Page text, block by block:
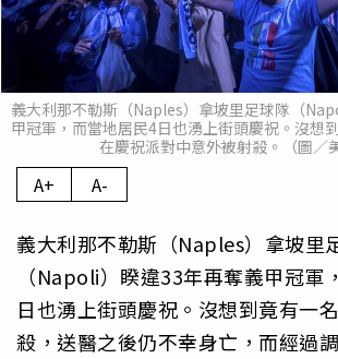
義大利那不勒斯（Naples）拿坡里足球隊（
甲冠軍，而當地居民4日也湧上街頭慶祝。沒想
在慶祝派對中意外被射殺。（圖／
A+ A-
義大利那不勒斯（Naples）拿坡里
（Napoli）睽違33年再奪義甲冠軍
日也湧上街頭慶祝。沒想到竟有一
殺，送醫之後仍不幸身亡，而經過